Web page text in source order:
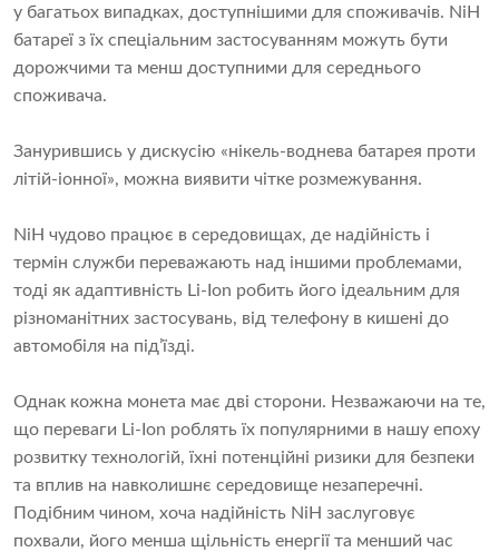
у багатьох випадках, доступнішими для споживачів. NiH
батареї з їх спеціальним застосуванням можуть бути
дорожчими та менш доступними для середнього
споживача.
Занурившись у дискусію «нікель-воднева батарея проти
літій-іонної», можна виявити чітке розмежування.
NiH чудово працює в середовищах, де надійність і
термін служби переважають над іншими проблемами,
тоді як адаптивність Li-Ion робить його ідеальним для
різноманітних застосувань, від телефону в кишені до
автомобіля на під’їзді.
Однак кожна монета має дві сторони. Незважаючи на те,
що переваги Li-Ion роблять їх популярними в нашу епоху
розвитку технологій, їхні потенційні ризики для безпеки
та вплив на навколишнє середовище незаперечні.
Подібним чином, хоча надійність NiH заслуговує
похвали, його менша щільність енергії та менший час